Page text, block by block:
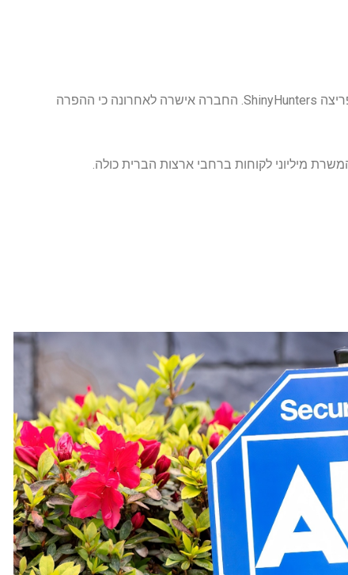
באפריל, צ'רטר תקשורת סבלה מפרצת נתונים באמצעות קבוצת הפריצה ShinyHunters. החברה אישרה לאחרונה כי ההפרה